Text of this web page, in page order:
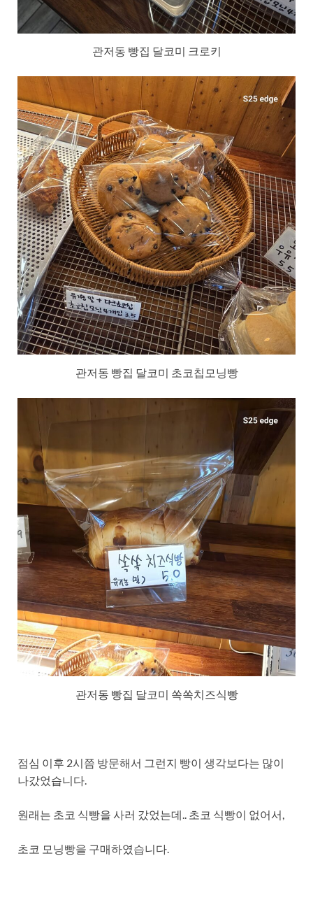
관저동 빵집 달코미 크로키
관저동 빵집 달코미 초코칩모닝빵
관저동 빵집 달코미 쏙쏙치즈식빵
점심 이후 2시쯤 방문해서 그런지 빵이 생각보다는 많이
나갔었습니다.
원래는 초코 식빵을 사러 갔었는데.. 초코 식빵이 없어서,
초코 모닝빵을 구매하였습니다.